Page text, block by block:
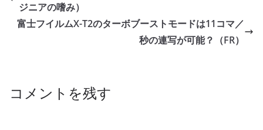
ジニアの嗜み）
富士フイルムX-T2のターボブーストモードは11コマ／
秒の連写が可能？（FR）
コメントを残す